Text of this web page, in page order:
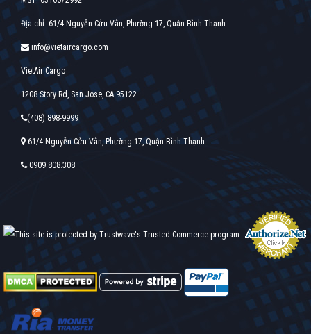
Địa chỉ: 61/4 Nguyễn Cửu Vân, Phường 17, Quận Bình Thạnh
info@vietaircargo.com
VietAir Cargo
1208 Story Rd, San Jose, CA 95122
(408) 898-9999
61/4 Nguyễn Cửu Vân, Phường 17, Quận Bình Thạnh
0909.808.308